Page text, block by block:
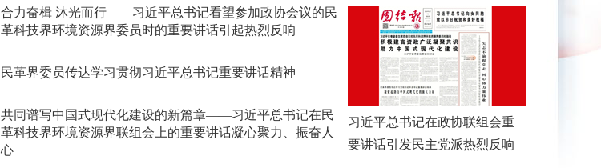
合力奋楫 沐光而行——习近平总书记看望参加政协会议的民
革科技界环境资源界委员时的重要讲话引起热烈反响
民革界委员传达学习贯彻习近平总书记重要讲话精神
共同谱写中国式现代化建设的新篇章——习近平总书记在民
革科技界环境资源界联组会上的重要讲话凝心聚力、振奋人
心
习近平总书记在政协联组会重
要讲话引发民主党派热烈反响